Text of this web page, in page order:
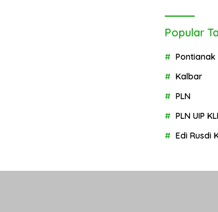
Popular
Pontianak
Kalbar
PLN
PLN UIP
Edi Rusdi